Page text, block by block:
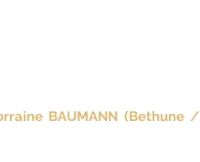
BAUMANN (Bethune /